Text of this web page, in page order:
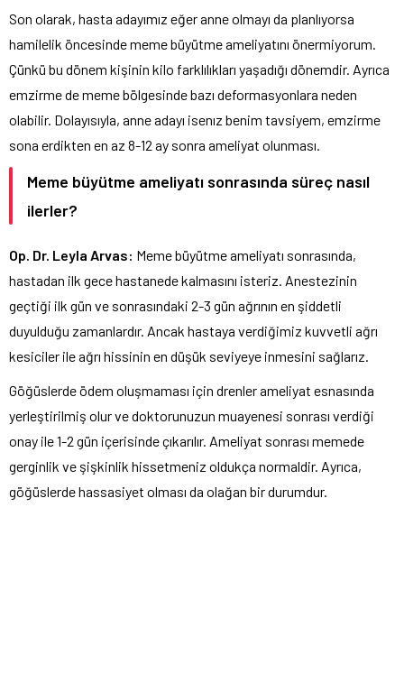
Son olarak, hasta adayımız eğer anne olmayı da planlıyorsa
hamilelik öncesinde meme büyütme ameliyatını önermiyorum.
Çünkü bu dönem kişinin kilo farklılıkları yaşadığı dönemdir. Ayrıca
emzirme de meme bölgesinde bazı deformasyonlara neden
olabilir. Dolayısıyla, anne adayı isenız benim tavsiyem, emzirme
sona erdikten en az 8-12 ay sonra ameliyat olunması.
Meme büyütme ameliyatı sonrasında süreç nasıl
ilerler?
Op. Dr. Leyla Arvas: Meme büyütme ameliyatı sonrasında,
hastadan ilk gece hastanede kalmasını isteriz. Anestezinin
geçtiği ilk gün ve sonrasındaki 2-3 gün ağrının en şiddetli
duyulduğu zamanlardır. Ancak hastaya verdiğimiz kuvvetli ağrı
kesiciler ile ağrı hissinin en düşük seviyeye inmesini sağlarız.
Göğüslerde ödem oluşmaması için drenler ameliyat esnasında
yerleştirilmiş olur ve doktorunuzun muayenesi sonrası verdiği
onay ile 1-2 gün içerisinde çıkarılır. Ameliyat sonrası memede
gerginlik ve şişkinlik hissetmeniz oldukça normaldir. Ayrıca,
göğüslerde hassasiyet olması da olağan bir durumdur.